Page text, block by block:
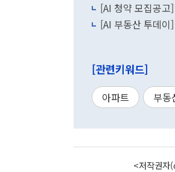
[AI 청약 모집공
[AI 부동산 투데
[관련키워드]
아파트 부동
<저작권자